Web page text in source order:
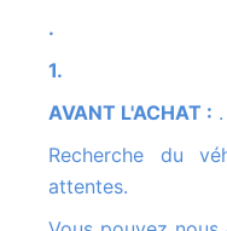
.
1.
AVANT L'ACHAT : .
Recherche du véhicule en fonction de vos
attentes.